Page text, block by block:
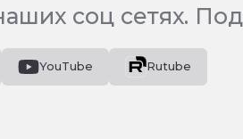
соц сетях.
YouTube Rutube